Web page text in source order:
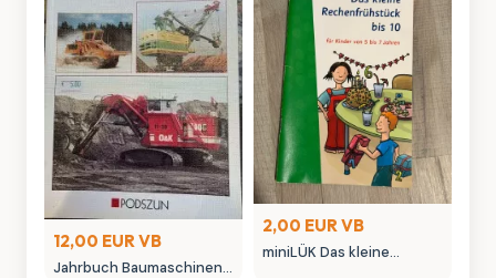
12,00 EUR VB
Jahrbuch Baumaschinen
2,00 EUR VB
miniLÜK Das kleine